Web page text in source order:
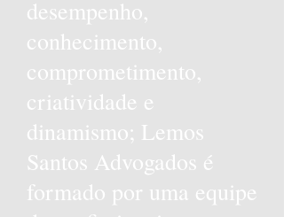
desempenho,
conhecimento,
comprometimento,
criatividade e
dinamismo; Lemos
Santos Advogados é
formado por uma equipe